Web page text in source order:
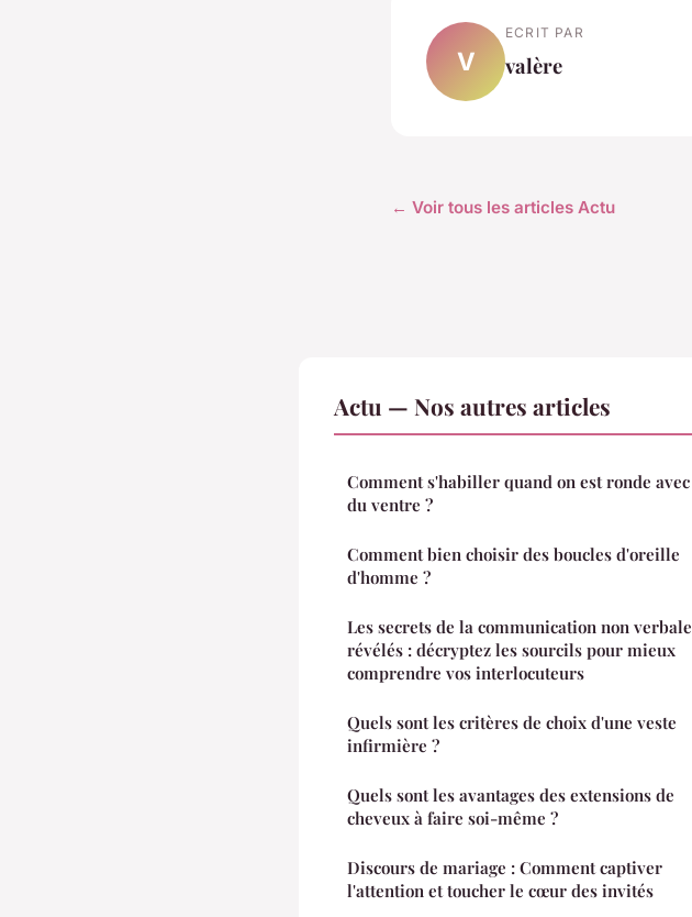
V
ECRIT PAR
valère
← Voir tous les articles Actu
Actu — Nos autres articles
Comment s'habiller quand on est ronde avec
du ventre ?
Comment bien choisir des boucles d'oreille
d'homme ?
Les secrets de la communication non verbale
révélés : décryptez les sourcils pour mieux
comprendre vos interlocuteurs
Quels sont les critères de choix d'une veste
infirmière ?
Quels sont les avantages des extensions de
cheveux à faire soi-même ?
Discours de mariage : Comment captiver
l'attention et toucher le cœur des invités